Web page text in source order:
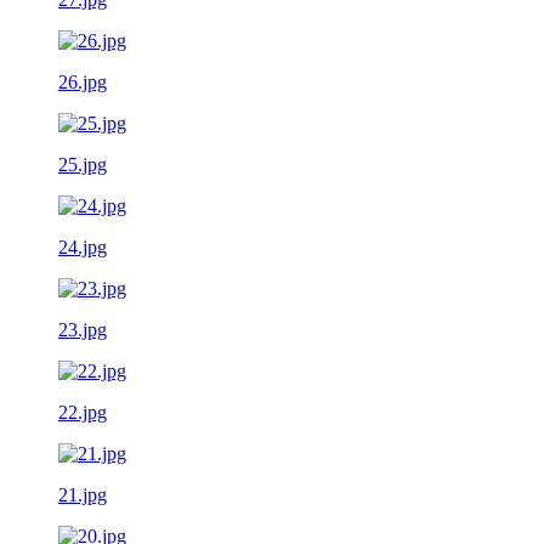
26.jpg
25.jpg
24.jpg
23.jpg
22.jpg
21.jpg